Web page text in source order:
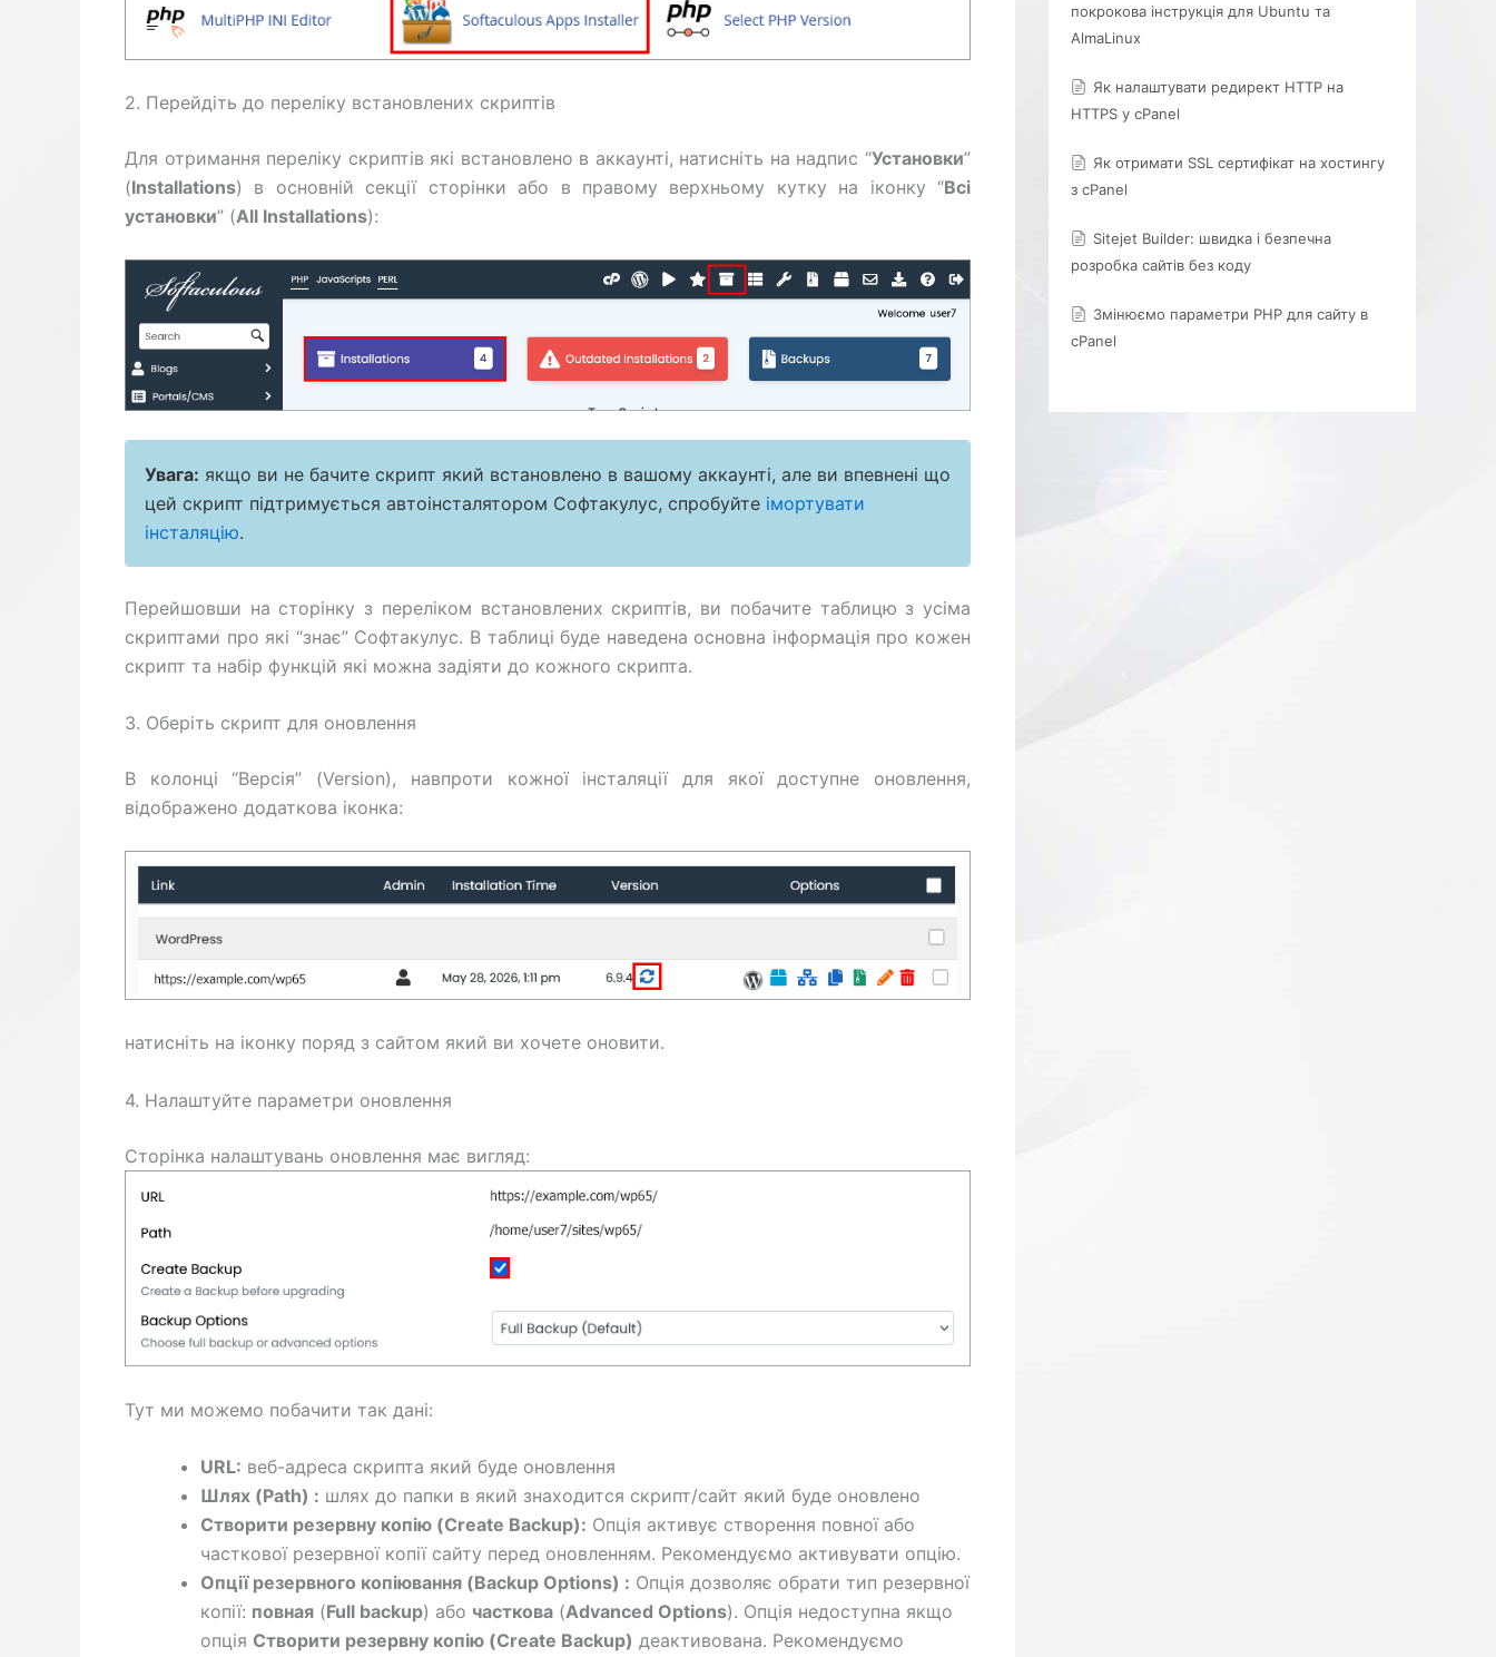
2. Перейдіть до переліку встановлених скриптів
Для отримання переліку скриптів які встановлено в аккаунті, натисніть на надпис “Установки”
(Installations) в основній секції сторінки або в правому верхньому кутку на іконку “Всі
установки” (All Installations):
Увага: якщо ви не бачите скрипт який встановлено в вашому аккаунті, але ви впевнені що
цей скрипт підтримується автоінсталятором Софтакулус, спробуйте імортувати
інсталяцію.
Перейшовши на сторінку з переліком встановлених скриптів, ви побачите таблицю з усіма
скриптами про які “знає” Софтакулус. В таблиці буде наведена основна інформація про кожен
скрипт та набір функцій які можна задіяти до кожного скрипта.
3. Оберіть скрипт для оновлення
В колонці “Версія” (Version), навпроти кожної інсталяції для якої доступне оновлення,
відображено додаткова іконка:
натисніть на іконку поряд з сайтом який ви хочете оновити.
4. Налаштуйте параметри оновлення
Сторінка налаштувань оновлення має вигляд:
Тут ми можемо побачити так дані:
URL: веб-адреса скрипта який буде оновлення
Шлях (Path) : шлях до папки в який знаходится скрипт/сайт який буде оновлено
Створити резервну копію (Create Backup): Опція активує створення повної або
часткової резервної копії сайту перед оновленням. Рекомендуємо активувати опцію.
Опції резервного копіювання (Backup Options) : Опція дозволяє обрати тип резервної
копії: повная (Full backup) або часткова (Advanced Options). Опція недоступна якщо
опція Створити резервну копію (Create Backup) деактивована. Рекомендуємо
покрокова інструкція для Ubuntu та
AlmaLinux
Як налаштувати редирект HTTP на
HTTPS у cPanel
Як отримати SSL сертифікат на хостингу
з cPanel
Sitejet Builder: швидка і безпечна
розробка сайтів без коду
Змінюємо параметри PHP для сайту в
cPanel